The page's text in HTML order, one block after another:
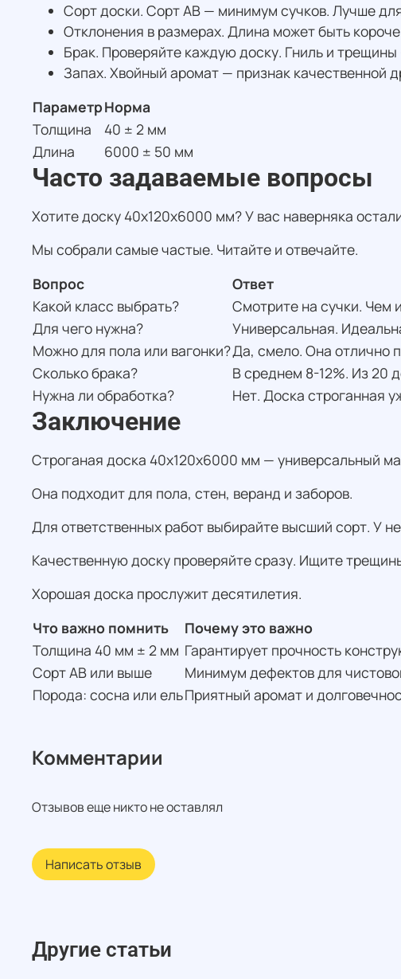
Сорт доски. Сорт АВ — минимум сучков. Лучше
Отклонения в размерах. Длина может быть
Брак. Проверяйте каждую доску. Гниль и трещины
Запах. Хвойный аромат — признак качественной
ПараметрНорма
Толщина
40 ± 2 мм
Длина
6000 ± 50 мм
Часто задаваемые вопросы
Хотите доску 40х120х6000 мм? У вас наверняка
Мы собрали самые частые. Читайте и отвечайте.
Вопрос
Ответ
Какой класс выбрать?
Смотрите на сучки. Чем
Для чего нужна?
Универсальная.
Можно для пола или вагонки?Да, смело. Она отлично
Сколько брака?
В среднем 8-12%. Из 20
Нужна ли обработка?
Нет. Доска строганная
Заключение
Строганая доска 40х120х6000 мм — универсальный
Она подходит для пола, стен, веранд и заборов.
Для ответственных работ выбирайте высший сорт. У
Качественную доску проверяйте сразу. Ищите
Хорошая доска прослужит десятилетия.
Что важно помнить
Почему это важно
Толщина 40 мм ± 2 мм Гарантирует прочность
Сорт АВ или выше
Минимум дефектов для
Порода: сосна или ельПриятный аромат и
Комментарии
Отзывов еще никто не оставлял
Написать отзыв
Другие статьи